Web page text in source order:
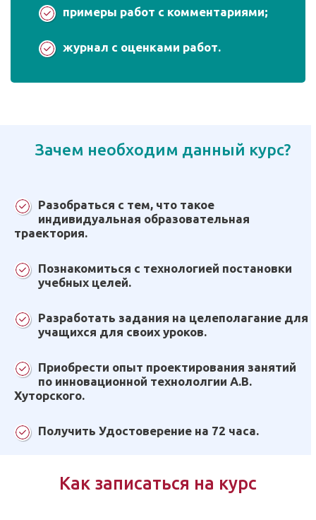
примеры работ с комментариями;
журнал с оценками работ.
Зачем необходим данный курс?
Разобраться с тем, что такое
индивидуальная образовательная
траектория.
Познакомиться с технологией постановки
учебных целей.
Разработать задания на целеполагание для
учащихся для своих уроков.
Приобрести опыт проектирования занятий
по инновационной технололгии А.В.
Хуторского.
Получить Удостоверение на 72 часа.
Как записаться на курс